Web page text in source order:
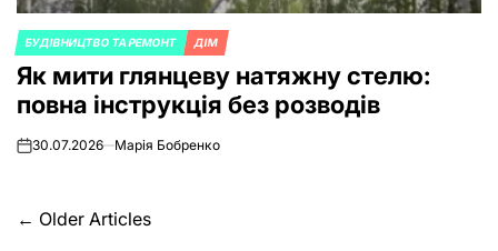
POSTED
IN
БУДІВНИЦТВО ТА РЕМОНТ ДІМ
Як мити глянцеву натяжну стелю:
повна інструкція без розводів
on30.07.2026 Марія Бобренко
Posts
← Older Articles